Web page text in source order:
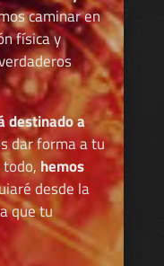
caminar en
física y
destinado a
dar forma a tu
hemos
desde la
que tu